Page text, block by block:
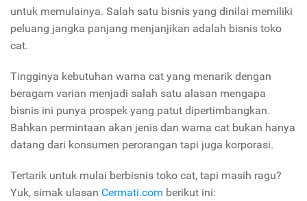
untuk memulainya. Salah satu bisnis yang dinilai memiliki
peluang jangka panjang menjanjikan adalah bisnis toko
cat.
Tingginya kebutuhan warna cat yang menarik dengan
beragam varian menjadi salah satu alasan mengapa
bisnis ini punya prospek yang patut dipertimbangkan.
Bahkan permintaan akan jenis dan warna cat bukan hanya
datang dari konsumen perorangan tapi juga korporasi.
Tertarik untuk mulai berbisnis toko cat, tapi masih ragu?
Yuk, simak ulasan Cermati.com berikut ini: